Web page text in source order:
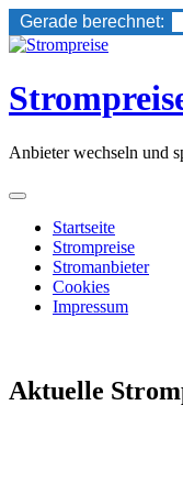
Gerade berechnet:
Skip
content
Anbieter wechseln und
Startseite
Strompreise
Stromanbieter
Cookies
Impressum
Aktuelle